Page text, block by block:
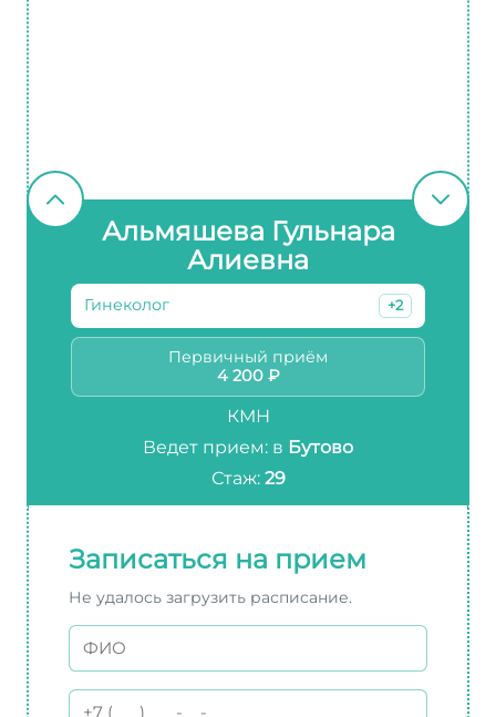
Альмяшева Гульнара
Алиевна
Гинеколог +2
Первичный приём
4 200 ₽
КМН
Ведет прием: в Бутово
Стаж: 29
Записаться на прием
Не удалось загрузить расписание.